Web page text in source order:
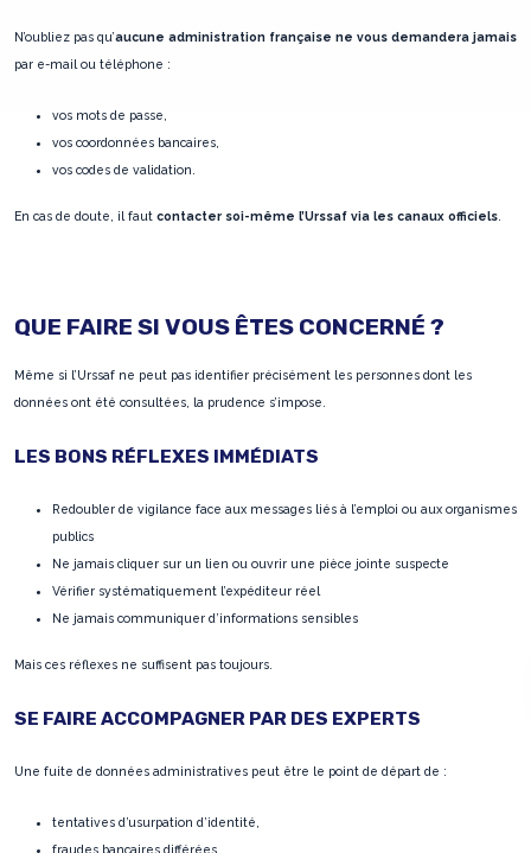
N’oubliez pas qu’aucune administration française ne vous demandera jamais
par e-mail ou téléphone :
vos mots de passe,
vos coordonnées bancaires,
vos codes de validation.
En cas de doute, il faut contacter soi-même l’Urssaf via les canaux officiels
QUE FAIRE SI VOUS ÊTES CONCERNÉ ?
Même si l’Urssaf ne peut pas identifier précisément les personnes dont les
données ont été consultées, la prudence s’impose.
LES BONS RÉFLEXES IMMÉDIATS
Redoubler de vigilance face aux messages liés à l’emploi ou aux organismes
publics
Ne jamais cliquer sur un lien ou ouvrir une pièce jointe suspecte
Vérifier systématiquement l’expéditeur réel
Ne jamais communiquer d’informations sensibles
Mais ces réflexes ne suffisent pas toujours.
SE FAIRE ACCOMPAGNER PAR DES EXPERTS
Une fuite de données administratives peut être le point de départ de :
tentatives d’usurpation d’identité,
fraudes bancaires différées,